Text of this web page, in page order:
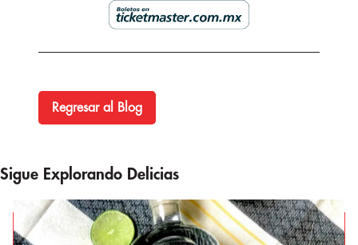
Regresar al Blog
Sigue Explorando Delicias